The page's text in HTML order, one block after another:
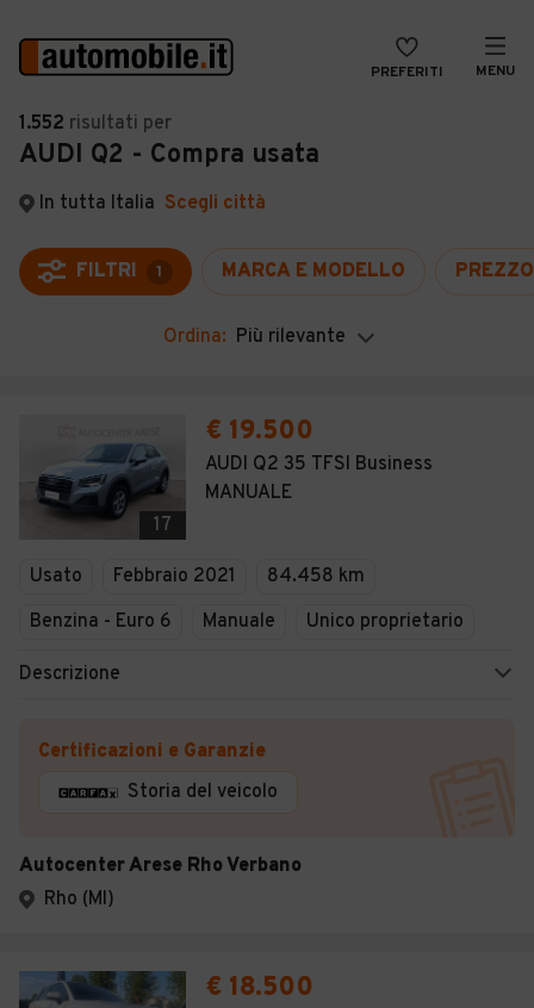
PREFERITI MENU
Auto
Auto usate
Auto Km 0
Auto Nuove
Noleggio a lungo termine
Camper
Veicoli Commerciali
VENDI
MAGAZINE
ACCEDI
1.552 risultati per
AUDI Q2 - Compra usata
In tutta Italia Scegli città
FILTRI 1 MARCA E MODELLO PREZZO
Ordina: Più rilevante
17
€ 19.500
AUDI Q2 35 TFSI Business
MANUALE
Usato Febbraio 2021
84.458 km
Benzina - Euro 6
Manuale Unico proprietario
Descrizione
Certificazioni e Garanzie
Storia del veicolo
Autocenter Arese Rho Verbano
Rho (MI)
€ 18.500